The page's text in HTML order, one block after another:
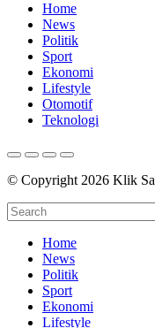
Home
News
Politik
Sport
Ekonomi
Lifestyle
Otomotif
Teknologi
© Copyright 2026 Klik
Home
News
Politik
Sport
Ekonomi
Lifestyle